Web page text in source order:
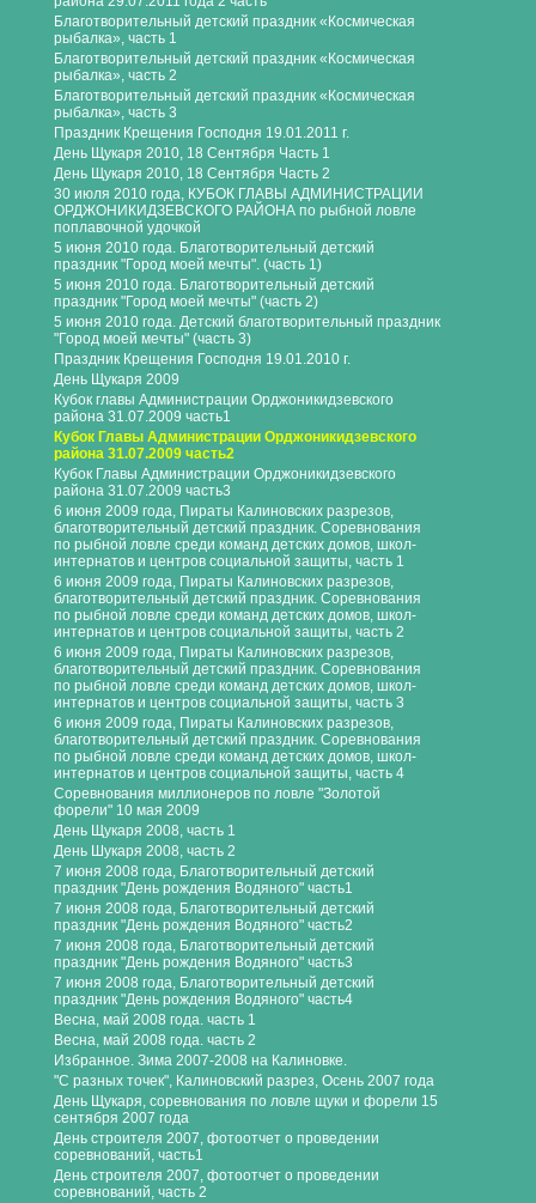
Благотворительный детский праздник «Космическая
рыбалка», часть 1
Благотворительный детский праздник «Космическая
рыбалка», часть 2
Благотворительный детский праздник «Космическая
рыбалка», часть 3
Праздник Крещения Господня 19.01.2011 г.
День Щукаря 2010, 18 Сентября Часть 1
День Щукаря 2010, 18 Сентября Часть 2
30 июля 2010 года, КУБОК ГЛАВЫ АДМИНИСТРАЦИИ
ОРДЖОНИКИДЗЕВСКОГО РАЙОНА по рыбной ловле
поплавочной удочкой
5 июня 2010 года. Благотворительный детский
праздник "Город моей мечты". (часть 1)
5 июня 2010 года. Благотворительный детский
праздник "Город моей мечты" (часть 2)
5 июня 2010 года. Детский благотворительный праздник
"Город моей мечты" (часть 3)
Праздник Крещения Господня 19.01.2010 г.
День Щукаря 2009
Кубок главы Администрации Орджоникидзевского
района 31.07.2009 часть1
Кубок Главы Администрации Орджоникидзевского
района 31.07.2009 часть2
Кубок Главы Администрации Орджоникидзевского
района 31.07.2009 часть3
6 июня 2009 года, Пираты Калиновских разрезов,
благотворительный детский праздник. Соревнования
по рыбной ловле среди команд детских домов, школ-
интернатов и центров социальной защиты, часть 1
6 июня 2009 года, Пираты Калиновских разрезов,
благотворительный детский праздник. Соревнования
по рыбной ловле среди команд детских домов, школ-
интернатов и центров социальной защиты, часть 2
6 июня 2009 года, Пираты Калиновских разрезов,
благотворительный детский праздник. Соревнования
по рыбной ловле среди команд детских домов, школ-
интернатов и центров социальной защиты, часть 3
6 июня 2009 года, Пираты Калиновских разрезов,
благотворительный детский праздник. Соревнования
по рыбной ловле среди команд детских домов, школ-
интернатов и центров социальной защиты, часть 4
Соревнования миллионеров по ловле "Золотой
форели" 10 мая 2009
День Щукаря 2008, часть 1
День Шукаря 2008, часть 2
7 июня 2008 года, Благотворительный детский
праздник "День рождения Водяного" часть1
7 июня 2008 года, Благотворительный детский
праздник "День рождения Водяного" часть2
7 июня 2008 года, Благотворительный детский
праздник "День рождения Водяного" часть3
7 июня 2008 года, Благотворительный детский
праздник "День рождения Водяного" часть4
Весна, май 2008 года. часть 1
Весна, май 2008 года. часть 2
Избранное. Зима 2007-2008 на Калиновке.
"С разных точек", Калиновский разрез, Осень 2007 года
День Щукаря, соревнования по ловле щуки и форели 15
сентября 2007 года
День строителя 2007, фотоотчет о проведении
соревнований, часть1
День строителя 2007, фотоотчет о проведении
соревнований, часть 2